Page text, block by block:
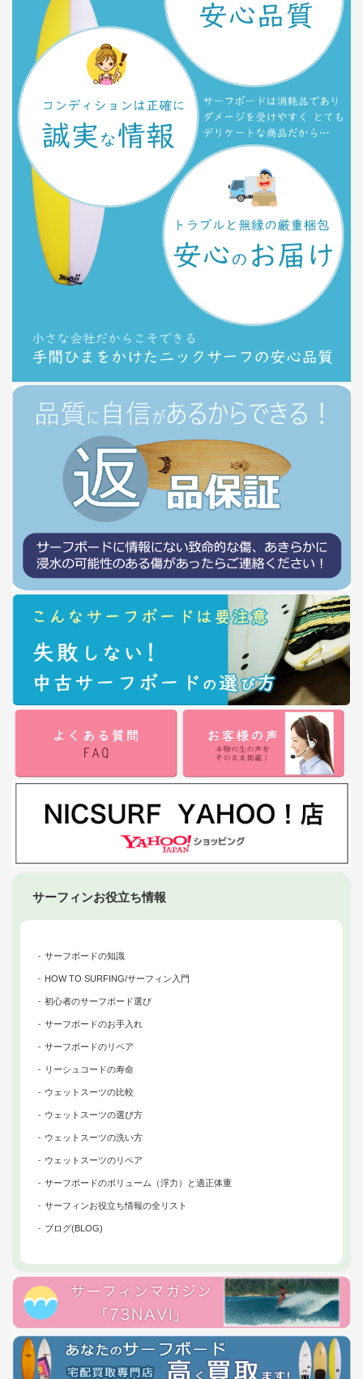
サーフィンお役立ち情報
サーフボードの知識
HOW TO SURFING/サーフィン入門
初心者のサーフボード選び
サーフボードのお手入れ
サーフボードのリペア
リーシュコードの寿命
ウェットスーツの比較
ウェットスーツの選び方
ウェットスーツの洗い方
ウェットスーツのリペア
サーフボードのボリューム（浮力）と適正体重
サーフィンお役立ち情報の全リスト
ブログ(BLOG)